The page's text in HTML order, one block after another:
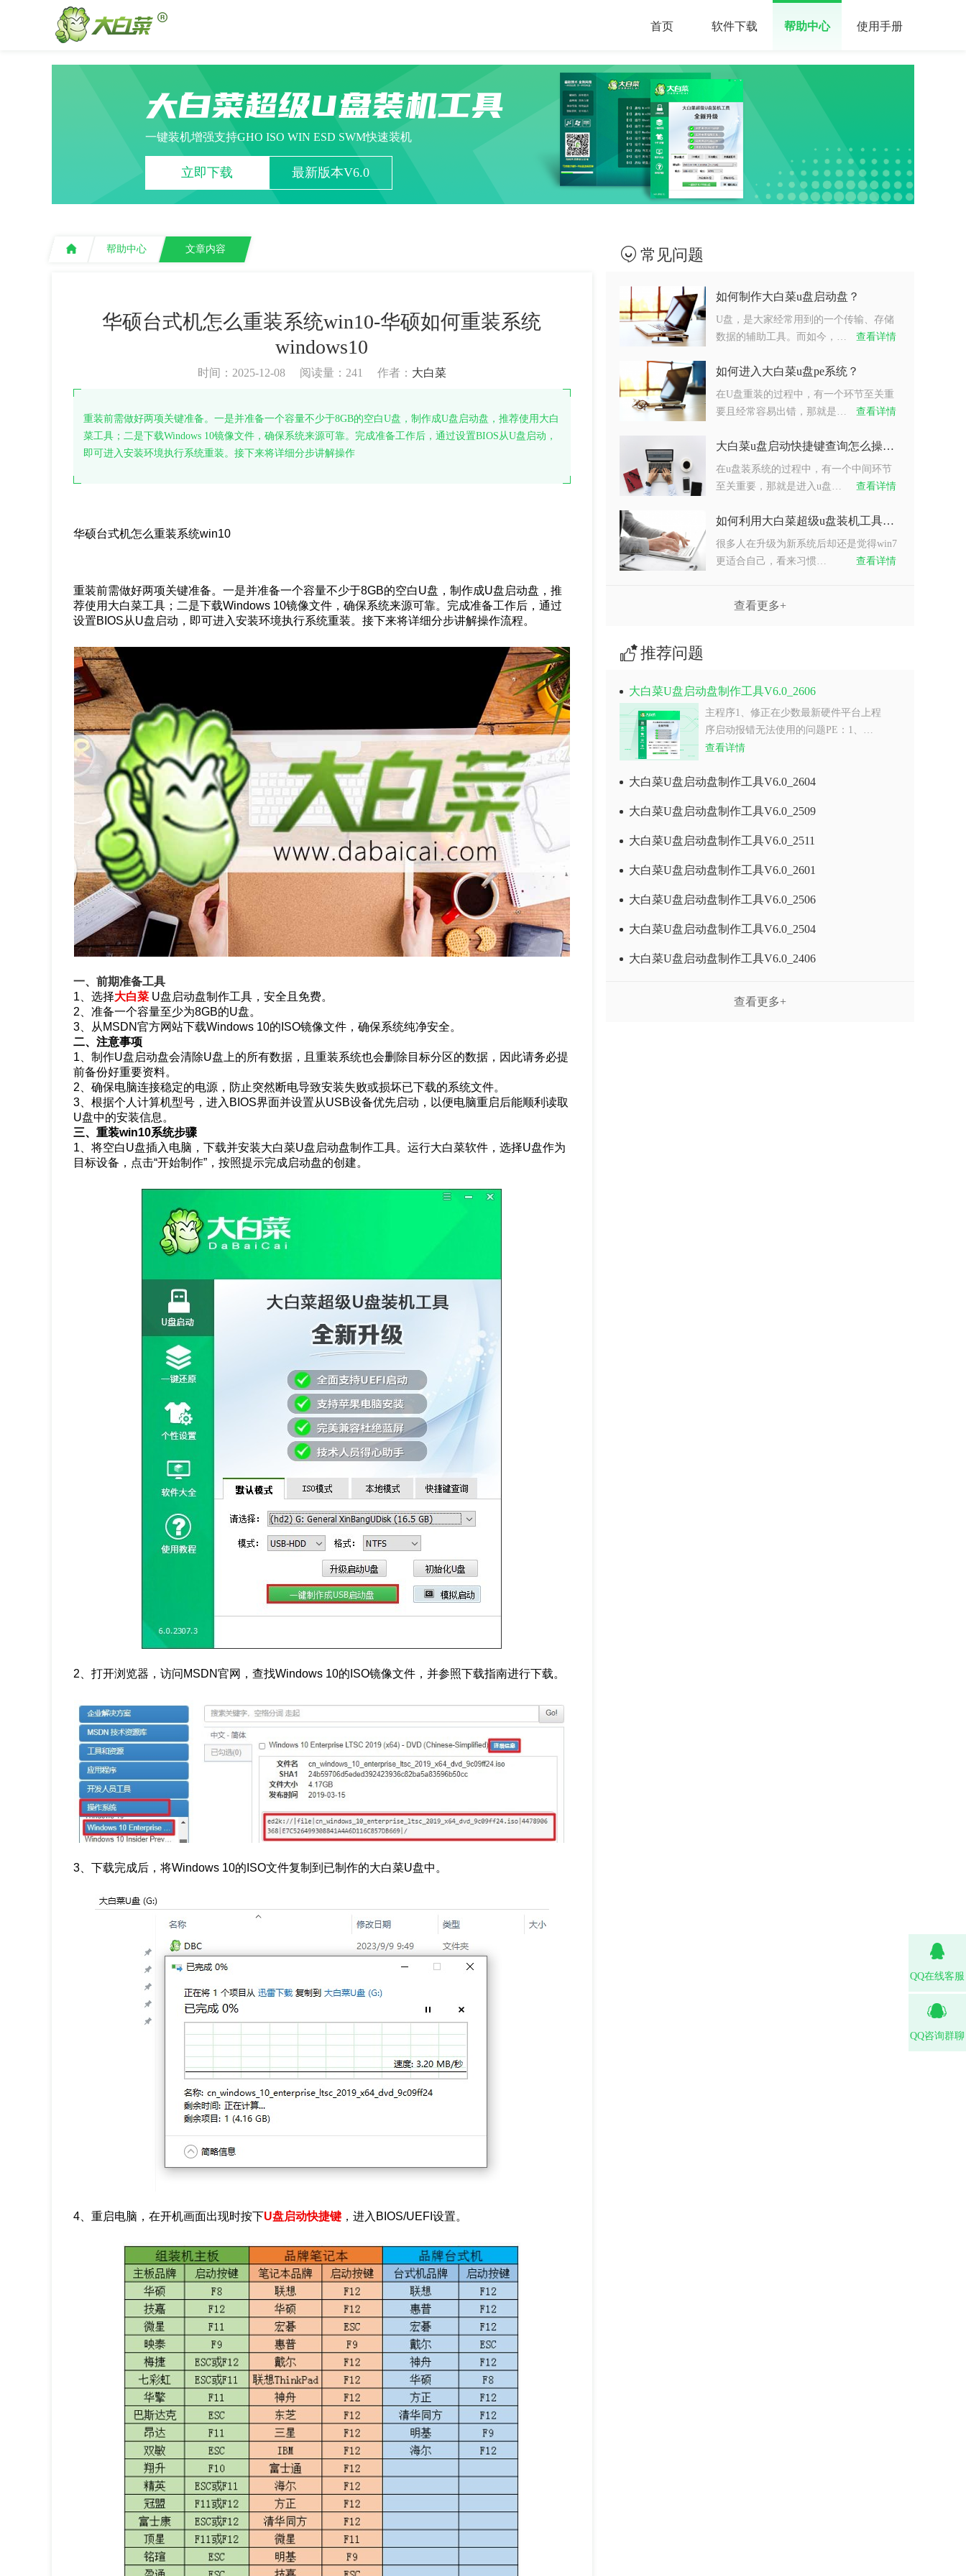
首页 软件下载 帮助中心 使用手册
大白菜超级U盘装机工具
一键装机增强支持GHO ISO WIN ESD SWM快速装机
立即下载 最新版本V6.0
帮助中心 文章内容
华硕台式机怎么重装系统win10-华硕如何重装系统
windows10
时间：2025-12-08 阅读量： 241 作者： 大白菜
重装前需做好两项关键准备。一是并准备一个容量不少于8GB的空白U盘，制作成U盘启动盘，推荐使用大白
菜工具；二是下载Windows 10镜像文件，确保系统来源可靠。完成准备工作后，通过设置BIOS从U盘启动，
即可进入安装环境执行系统重装。接下来将详细分步讲解操作
华硕台式机怎么重装系统win10
重装前需做好两项关键准备。一是并准备一个容量不少于8GB的空白U盘，制作成U盘启动盘，推
荐使用大白菜工具；二是下载Windows 10镜像文件，确保系统来源可靠。完成准备工作后，通过
设置BIOS从U盘启动，即可进入安装环境执行系统重装。接下来将详细分步讲解操作流程。
一、前期准备工具
1、选择大白菜 U盘启动盘制作工具，安全且免费。
2、准备一个容量至少为8GB的U盘。
3、从MSDN官方网站下载Windows 10的ISO镜像文件，确保系统纯净安全。
二、注意事项
1、制作U盘启动盘会清除U盘上的所有数据，且重装系统也会删除目标分区的数据，因此请务必提
前备份好重要资料。
2、确保电脑连接稳定的电源，防止突然断电导致安装失败或损坏已下载的系统文件。
3、根据个人计算机型号，进入BIOS界面并设置从USB设备优先启动，以便电脑重启后能顺利读取
U盘中的安装信息。
三、重装win10系统步骤
1、将空白U盘插入电脑，下载并安装大白菜U盘启动盘制作工具。运行大白菜软件，选择U盘作为
目标设备，点击“开始制作”，按照提示完成启动盘的创建。
2、打开浏览器，访问MSDN官网，查找Windows 10的ISO镜像文件，并参照下载指南进行下载。
3、下载完成后，将Windows 10的ISO文件复制到已制作的大白菜U盘中。
4、重启电脑，在开机画面出现时按下U盘启动快捷键 ，进入BIOS/UEFI设置。
常见问题
如何制作大白菜u盘启动盘？
U盘，是大家经常用到的一个传输、存储
数据的辅助工具。而如今，…
查看详情
如何进入大白菜u盘pe系统？
在U盘重装的过程中，有一个环节至关重
要且经常容易出错，那就是…
查看详情
大白菜u盘启动快捷键查询怎么操作？
在u盘装系统的过程中，有一个中间环节
至关重要，那就是进入u盘…
查看详情
如何利用大白菜超级u盘装机工具重装系统win7？
很多人在升级为新系统后却还是觉得win7
更适合自己，看来习惯…
查看详情
查看更多+
推荐问题
大白菜U盘启动盘制作工具V6.0_2606
主程序1、修正在少数最新硬件平台上程
序启动报错无法使用的问题PE：1、…
查看详情
大白菜U盘启动盘制作工具V6.0_2604
大白菜U盘启动盘制作工具V6.0_2509
大白菜U盘启动盘制作工具V6.0_2511
大白菜U盘启动盘制作工具V6.0_2601
大白菜U盘启动盘制作工具V6.0_2506
大白菜U盘启动盘制作工具V6.0_2504
大白菜U盘启动盘制作工具V6.0_2406
查看更多+
QQ在线客服
QQ咨询群聊